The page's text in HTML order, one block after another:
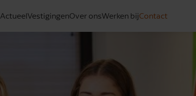
ActueelVestigingenOver onsWerken bijContact